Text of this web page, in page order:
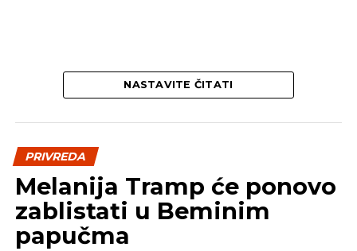
NASTAVITE ČITATI
PRIVREDA
Melanija Tramp će ponovo
zablistati u Beminim
papučma